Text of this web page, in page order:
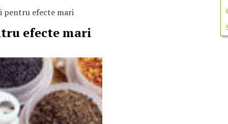
pentru efecte mari
efecte mari